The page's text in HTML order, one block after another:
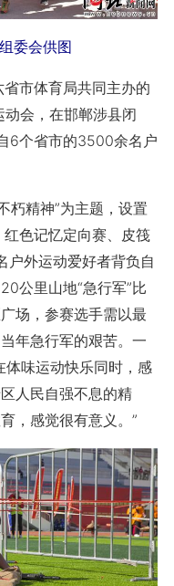
委会供图
市体育局共同主办的
会，在邯郸涉县闭
6个省市的3500余名户
精神”为主题，设置
色记忆定向赛、皮筏
户外运动爱好者背负自
公里山地“急行军”比
场，参赛选手需以最
年急行军的艰苦。一
体味运动快乐同时，感
人民自强不息的精
，感觉很有意义。”